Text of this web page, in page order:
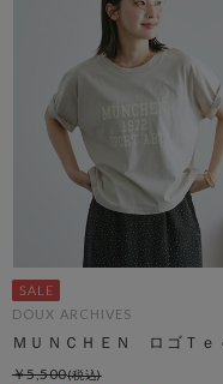
DOUX ARCHIVES
ＭＵＮＣＨＥＮ ロゴＴｅ
￥5,500